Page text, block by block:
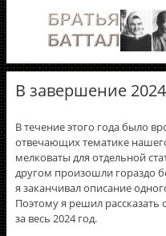
В завершение
В течение этого года было
отвечающих тематике
мелковаты для отдельной
другом произошли гораздо
я заканчивал описание
Поэтому я решил рассказать
за весь 2024 год.